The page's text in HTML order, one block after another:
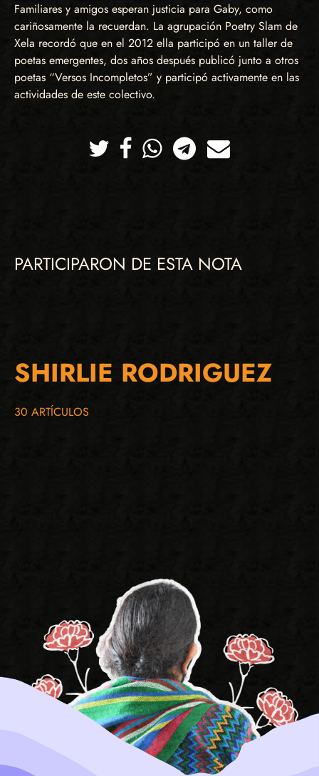
Familiares y amigos esperan justicia para Gaby, como
cariñosamente la recuerdan. La agrupación Poetry Slam de
Xela recordó que en el 2012 ella participó en un taller de
poetas emergentes, dos años después publicó junto a otros
poetas “Versos Incompletos” y participó activamente en las
actividades de este colectivo.
TwitterFacebookWhatsappTelegramCorreo
PARTICIPARON DE ESTA NOTA
SHIRLIE RODRIGUEZ
30 ARTÍCULOS